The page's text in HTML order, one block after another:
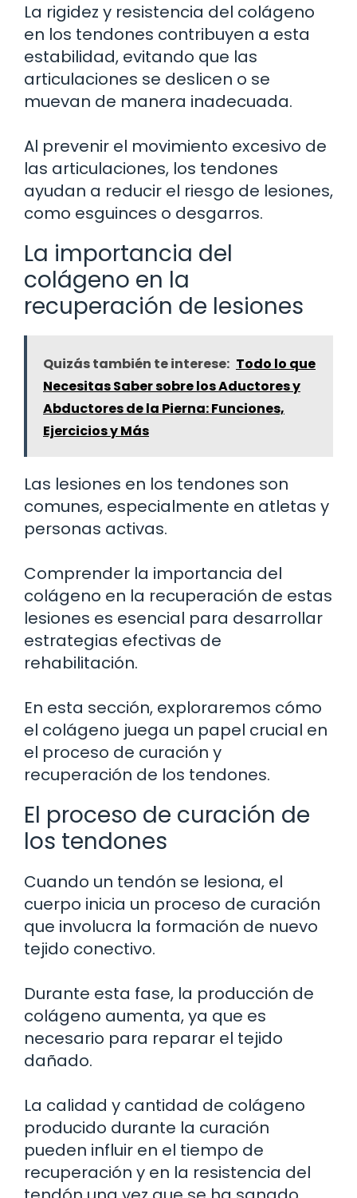
La rigidez y resistencia del colágeno
en los tendones contribuyen a esta
estabilidad, evitando que las
articulaciones se deslicen o se
muevan de manera inadecuada.
Al prevenir el movimiento excesivo de
las articulaciones, los tendones
ayudan a reducir el riesgo de lesiones,
como esguinces o desgarros.
La importancia del
colágeno en la
recuperación de lesiones
Quizás también te interese: Todo lo que
Necesitas Saber sobre los Aductores y
Abductores de la Pierna: Funciones,
Ejercicios y Más
Las lesiones en los tendones son
comunes, especialmente en atletas y
personas activas.
Comprender la importancia del
colágeno en la recuperación de estas
lesiones es esencial para desarrollar
estrategias efectivas de
rehabilitación.
En esta sección, exploraremos cómo
el colágeno juega un papel crucial en
el proceso de curación y
recuperación de los tendones.
El proceso de curación de
los tendones
Cuando un tendón se lesiona, el
cuerpo inicia un proceso de curación
que involucra la formación de nuevo
tejido conectivo.
Durante esta fase, la producción de
colágeno aumenta, ya que es
necesario para reparar el tejido
dañado.
La calidad y cantidad de colágeno
producido durante la curación
pueden influir en el tiempo de
recuperación y en la resistencia del